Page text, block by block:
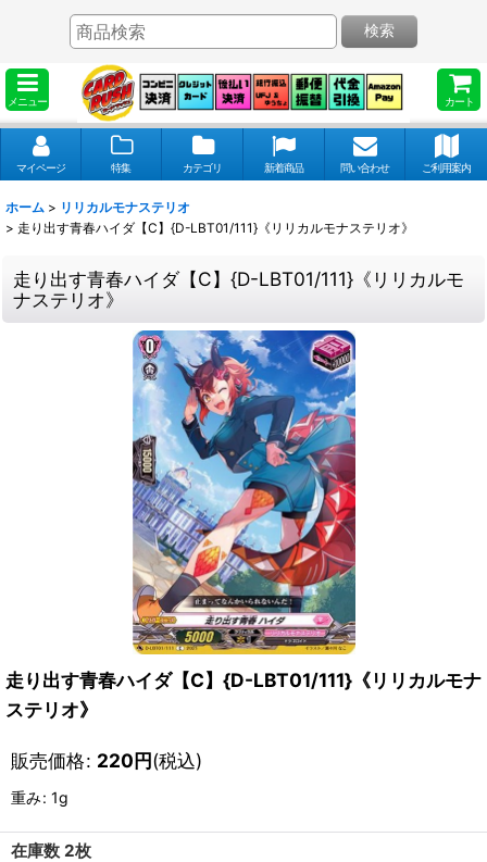
メニュー カート
検索
マイページ 特集 カテゴリ 新着商品 問い合わせ ご利用案内
ホーム > リリカルモナステリオ
> 走り出す青春ハイダ【C】{D-LBT01/111}《リリカルモナステリオ》
走り出す青春ハイダ【C】{D-LBT01/111}《リリカルモ
ナステリオ》
走り出す青春ハイダ【C】{D-LBT01/111}《リリカルモナ
ステリオ》
販売価格: 220円(税込)
重み: 1g
在庫数 2枚